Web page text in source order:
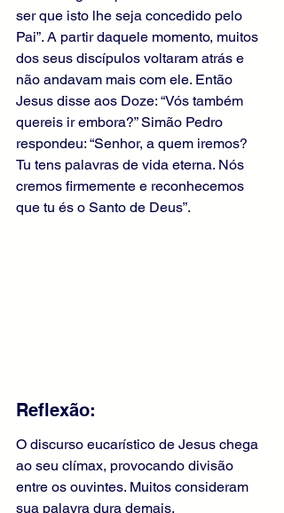
ser que isto lhe seja concedido pelo
Pai”. A partir daquele momento, muitos
dos seus discípulos voltaram atrás e
não andavam mais com ele. Então
Jesus disse aos Doze: “Vós também
quereis ir embora?” Simão Pedro
respondeu: “Senhor, a quem iremos?
Tu tens palavras de vida eterna. Nós
cremos firmemente e reconhecemos
que tu és o Santo de Deus”.
Reflexão:
O discurso eucarístico de Jesus chega
ao seu clímax, provocando divisão
entre os ouvintes. Muitos consideram
sua palavra dura demais,